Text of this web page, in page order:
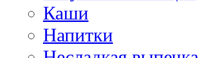
Каши
Напитки